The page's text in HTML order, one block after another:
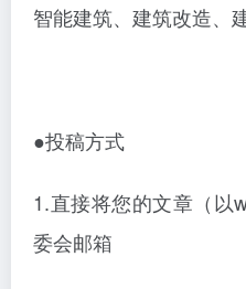
智能建筑、建筑改造、
●投稿方式
1.直接将您的文章（以
委会邮箱